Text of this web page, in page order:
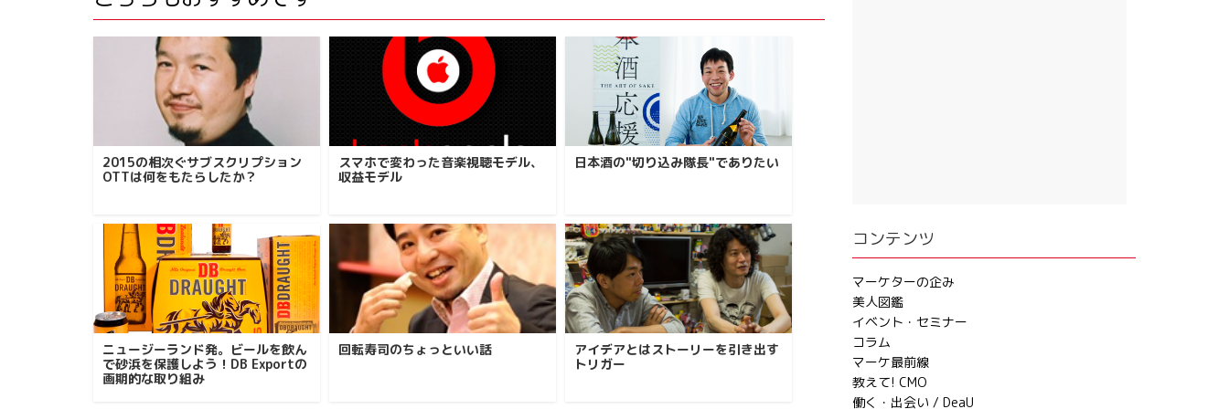
2015の相次ぐサブスクリプション
OTTは何をもたらしたか？
スマホで変わった音楽視聴モデル、
収益モデル
日本酒の"切り込み隊長"でありたい
ニュージーランド発。ビールを飲ん
で砂浜を保護しよう！DB Exportの
画期的な取り組み
回転寿司のちょっといい話
アイデアとはストーリーを引き出す
トリガー
コンテンツ
マーケターの企み
美人図鑑
イベント・セミナー
コラム
マーケ最前線
教えて! CMO
働く・出会い / DeaU